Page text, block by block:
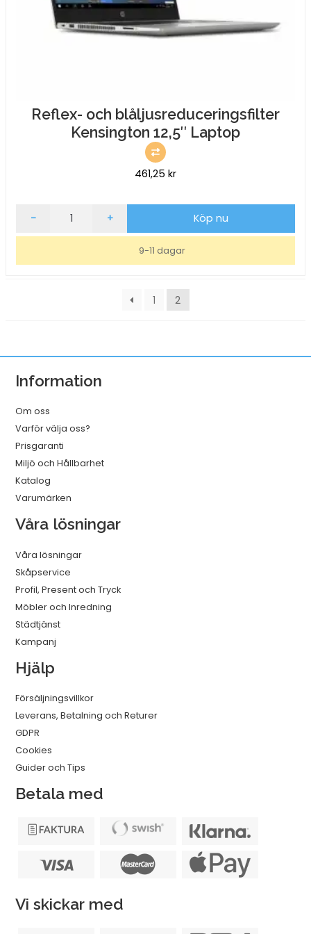
Reflex- och blåljusreduceringsfilter
Kensington 12,5″ Laptop
461,25 kr
Reflex-
- + Köp nu
9-11 dagar
1 2
Information
Om oss
Varför välja oss?
Prisgaranti
Miljö och Hållbarhet
Katalog
Varumärken
Våra lösningar
Våra lösningar
Skåpservice
Profil, Present och Tryck
Möbler och Inredning
Städtjänst
Kampanj
Hjälp
Försäljningsvillkor
Leverans, Betalning och Returer
GDPR
Cookies
Guider och Tips
Betala med
Vi skickar med